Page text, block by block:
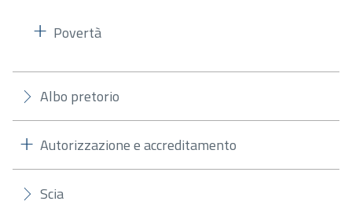
Povertà
Albo pretorio
Autorizzazione e accreditamento
Scia